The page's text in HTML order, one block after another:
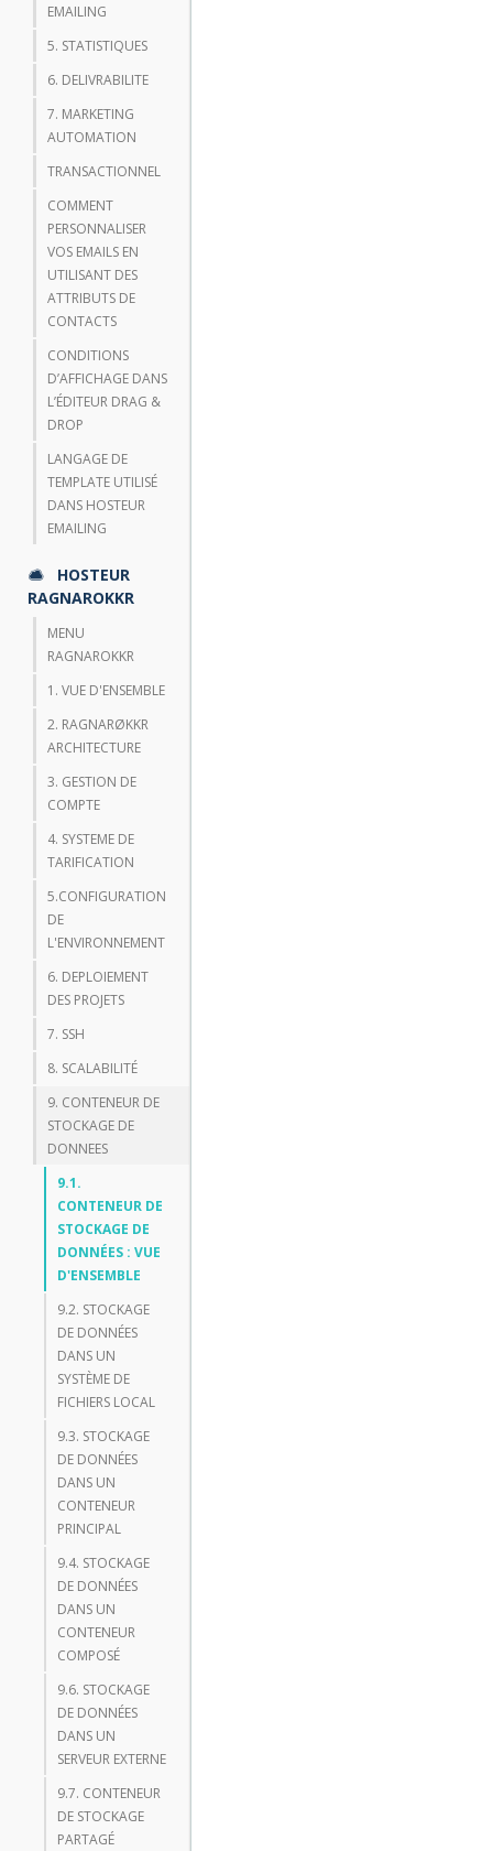
EMAILING
5. STATISTIQUES
6. DELIVRABILITE
7. MARKETING
AUTOMATION
TRANSACTIONNEL
COMMENT
PERSONNALISER
VOS EMAILS EN
UTILISANT DES
ATTRIBUTS DE
CONTACTS
CONDITIONS
D’AFFICHAGE DANS
L’ÉDITEUR DRAG &
DROP
LANGAGE DE
TEMPLATE UTILISÉ
DANS HOSTEUR
EMAILING
HOSTEUR
RAGNAROKKR
MENU
RAGNAROKKR
1. VUE D'ENSEMBLE
2. RAGNARØKKR
ARCHITECTURE
3. GESTION DE
COMPTE
4. SYSTEME DE
TARIFICATION
5.CONFIGURATION
DE
L'ENVIRONNEMENT
6. DEPLOIEMENT
DES PROJETS
7. SSH
8. SCALABILITÉ
9. CONTENEUR DE
STOCKAGE DE
DONNEES
9.1.
CONTENEUR DE
STOCKAGE DE
DONNÉES : VUE
D'ENSEMBLE
9.2. STOCKAGE
DE DONNÉES
DANS UN
SYSTÈME DE
FICHIERS LOCAL
9.3. STOCKAGE
DE DONNÉES
DANS UN
CONTENEUR
PRINCIPAL
9.4. STOCKAGE
DE DONNÉES
DANS UN
CONTENEUR
COMPOSÉ
9.6. STOCKAGE
DE DONNÉES
DANS UN
SERVEUR EXTERNE
9.7. CONTENEUR
DE STOCKAGE
PARTAGÉ